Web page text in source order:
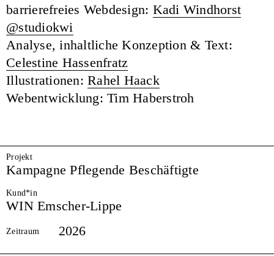
barrierefreies Webdesign: Kadi Windhorst
@studiokwi
Analyse, inhaltliche Konzeption & Text:
Celestine Hassenfratz
Illustrationen: Rahel Haack
Webentwicklung: Tim Haberstroh
Projekt
Kampagne Pflegende Beschäftigte
Kund*in
WIN Emscher-Lippe
Zeitraum 2026